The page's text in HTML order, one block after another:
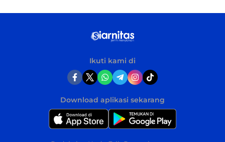
Ikuti kami di
Download aplikasi sekarang